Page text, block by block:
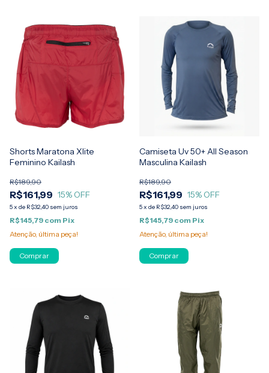
Shorts Maratona Xlite
Feminino Kailash
R$161,99
R$189,90
15% OFF
5x de R$32,40 sem juros
R$145,79 com Pix
Atenção, última peça!
Comprar
Camiseta Uv 50+ All Season
Masculina Kailash
R$161,99
R$189,90
15% OFF
5x de R$32,40 sem juros
R$145,79 com Pix
Atenção, última peça!
Comprar